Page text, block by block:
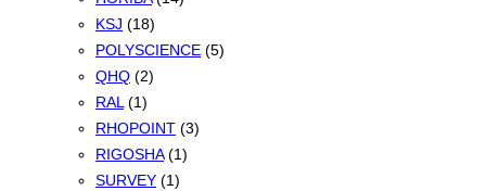
KSJ (18)
POLYSCIENCE (5)
QHQ (2)
RAL (1)
RHOPOINT (3)
RIGOSHA (1)
SURVEY (1)